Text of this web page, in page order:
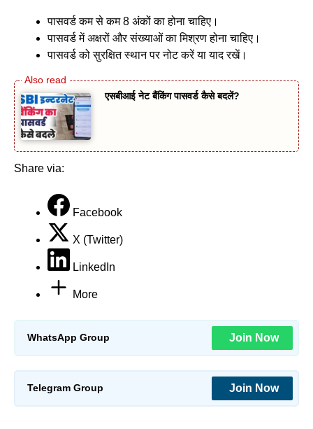
पासवर्ड कम से कम 8 अंकों का होना चाहिए।
पासवर्ड में अक्षरों और संख्याओं का मिश्रण होना चाहिए।
पासवर्ड को सुरक्षित स्थान पर नोट करें या याद रखें।
एसबीआई नेट बैंकिंग पासवर्ड कैसे बदलें?
Share via:
Facebook
X (Twitter)
LinkedIn
More
WhatsApp Group Join Now
Telegram Group Join Now